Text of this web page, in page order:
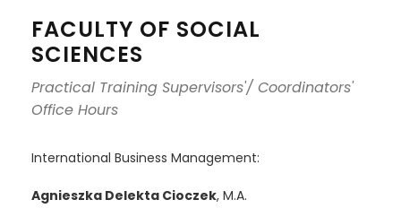
FACULTY OF SOCIAL
SCIENCES
Practical Training Supervisors'/ Coordinators'
Office Hours
International Business Management:
Agnieszka Delekta Cioczek, M.A.